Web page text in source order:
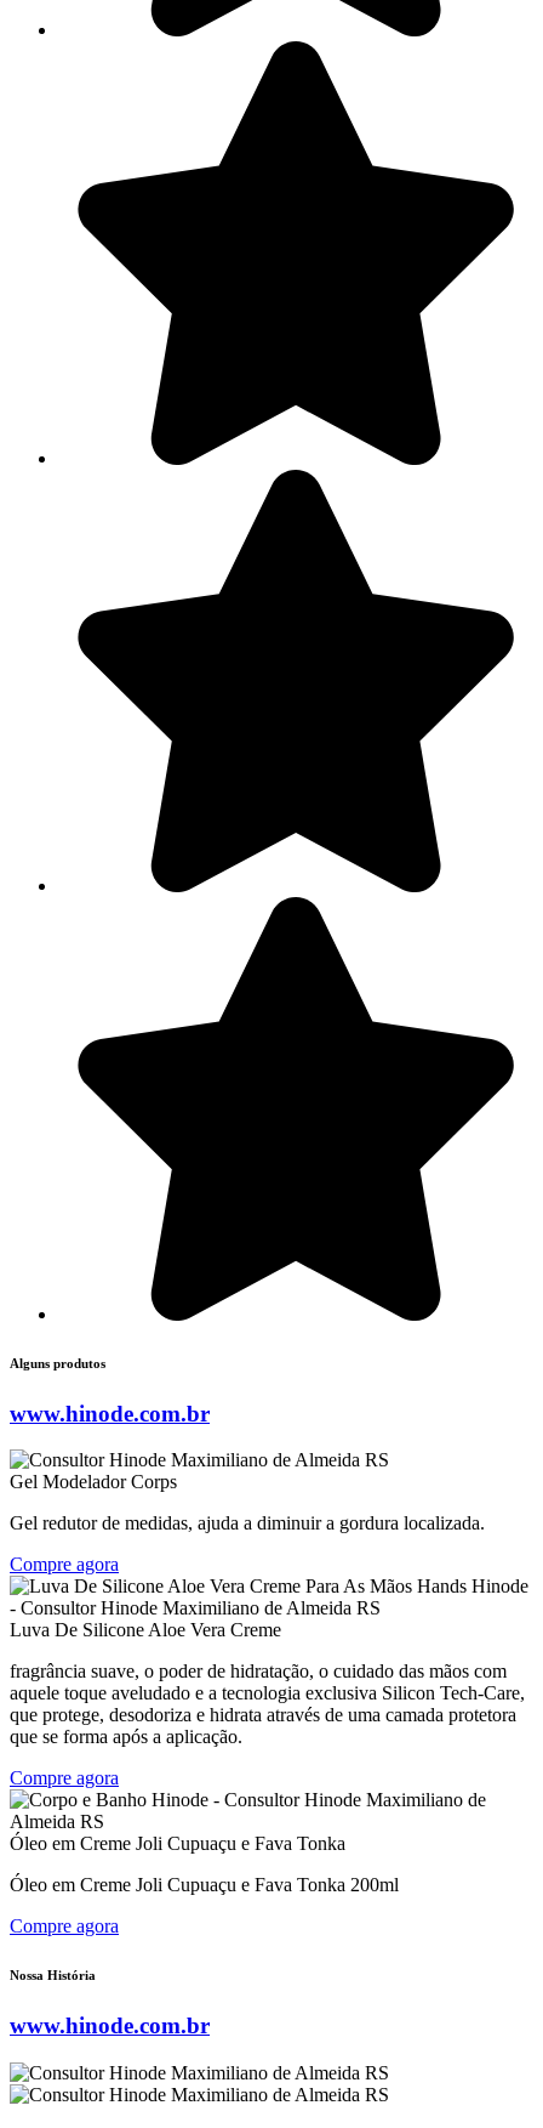
Alguns produtos
www.hinode.com.br
Gel Modelador Corps
Gel redutor de medidas, ajuda a diminuir a gordura localizada.
Compre agora
Luva De Silicone Aloe Vera Creme
fragrância suave, o poder de hidratação, o cuidado das mãos com
aquele toque aveludado e a tecnologia exclusiva Silicon Tech-Care,
que protege, desodoriza e hidrata através de uma camada protetora
que se forma após a aplicação.
Compre agora
Óleo em Creme Joli Cupuaçu e Fava Tonka
Óleo em Creme Joli Cupuaçu e Fava Tonka 200ml
Compre agora
Nossa História
www.hinode.com.br